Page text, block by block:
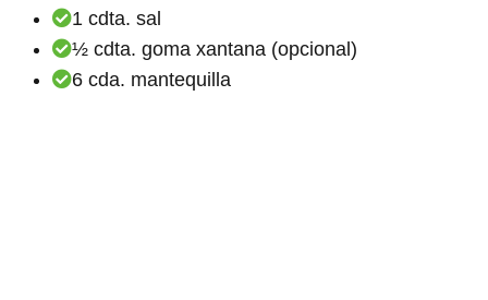
1 cdta. sal
½ cdta. goma xantana (opcional)
6 cda. mantequilla